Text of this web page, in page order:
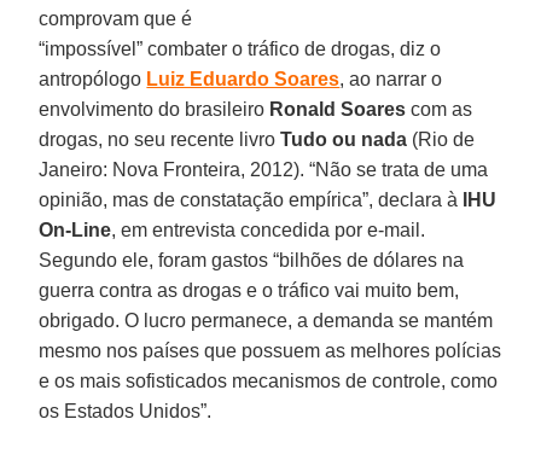
comprovam que é
“impossível” combater o tráfico de drogas, diz o
antropólogo Luiz Eduardo Soares, ao narrar o
envolvimento do brasileiro Ronald Soares com as
drogas, no seu recente livroTudo ou nada (Rio de
Janeiro: Nova Fronteira, 2012). “Não se trata de uma
opinião, mas de constatação empírica”, declara à
IHU
On-Line, em entrevista concedida por e-mail.
Segundo ele, foram gastos “bilhões de dólares na
guerra contra as drogas e o tráfico vai muito bem,
obrigado. O lucro permanece, a demanda se mantém
mesmo nos países que possuem as melhores polícias
e os mais sofisticados mecanismos de controle, como
os Estados Unidos”.